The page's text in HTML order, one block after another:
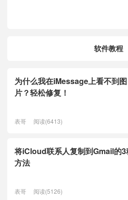
软件教程
为什么我在iMessage上看不到图
片？轻松修复！
表哥 阅读(6413)
将iCloud联系人复制到Gmail的3
方法
表哥 阅读(5126)